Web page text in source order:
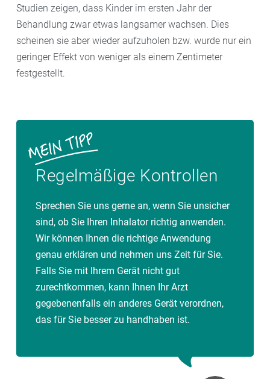
Studien zeigen, dass Kinder im ersten Jahr der
Behandlung zwar etwas langsamer wachsen. Dies
scheinen sie aber wieder aufzuholen bzw. wurde nur ein
geringer Effekt von weniger als einem Zentimeter
festgestellt.
Regelmäßige Kontrollen
Sprechen Sie uns gerne an, wenn Sie unsicher
sind, ob Sie Ihren Inhalator richtig anwenden.
Wir können Ihnen die richtige Anwendung
genau erklären und nehmen uns Zeit für Sie.
Falls Sie mit Ihrem Gerät nicht gut
zurechtkommen, kann Ihnen Ihr Arzt
gegebenenfalls ein anderes Gerät verordnen,
das für Sie besser zu handhaben ist.